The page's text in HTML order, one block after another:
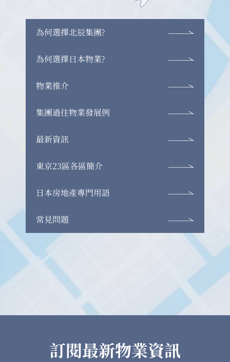
為何選擇北辰集團?
為何選擇日本物業?
物業推介
集團過往物業發展例
最新資訊
東京23區各區簡介
日本房地產專門用語
常見問題
訂閱最新物業資訊